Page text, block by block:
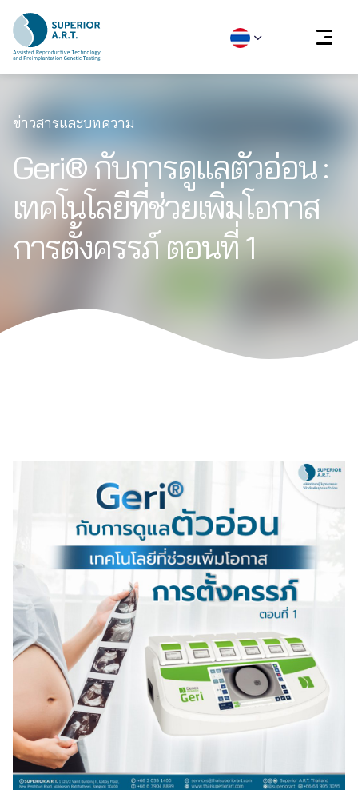
content
ข่าวสารและบทความ
Geri® กับการดูแลตัวอ่อน :
เทคโนโลยีที่ช่วยเพิ่มโอกาส
การตั้งครรภ์ ตอนที่ 1